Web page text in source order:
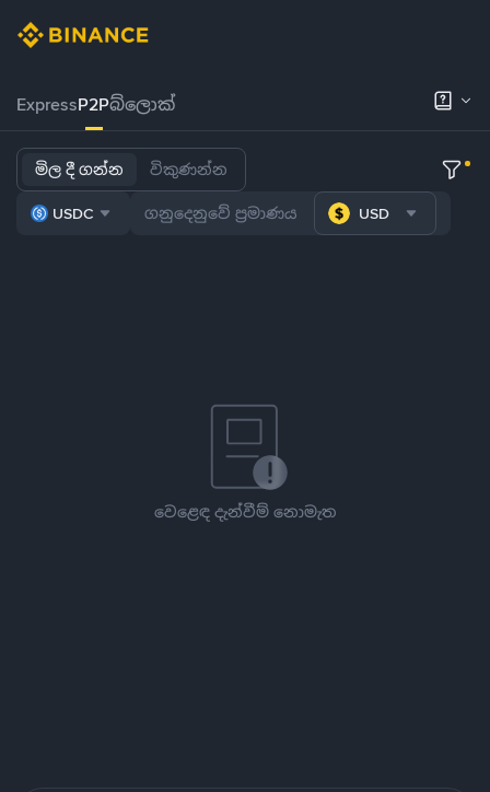
ExpressP2Pබ්ලොක්
මිල දී ගන්න විකුණන්න
USDC USD
වෙළෙඳ දැන්වීම් නොමැත